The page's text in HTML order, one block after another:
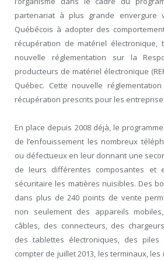
partenariat à plus grande envergure
Québécois à adopter des
récupération de matériel électronique,
nouvelle réglementation sur la
producteurs de matériel électronique
Québec. Cette nouvelle
récupération prescrits pour les
En place depuis 2008 déjà, le
de l’enfouissement les nombreux
ou défectueux en leur donnant une
de leurs différentes composantes et
sécuritaire les matières nuisibles. Des
dans plus de 240 points de vente
non seulement des appareils
câbles, des connecteurs, des
des tablettes électroniques, des piles
compter de juillet 2013, les terminaux,